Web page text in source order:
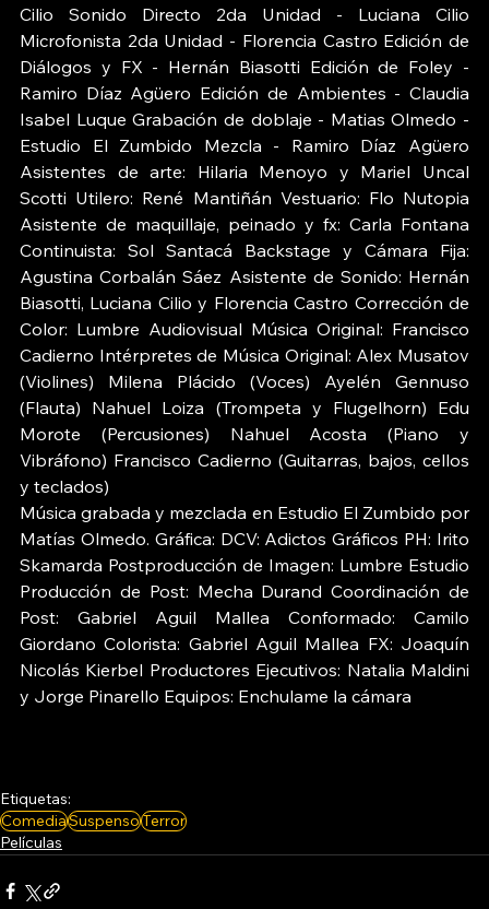
Cilio Sonido Directo 2da Unidad - Luciana Cilio
Microfonista 2da Unidad - Florencia Castro Edición de
Diálogos y FX - Hernán Biasotti Edición de Foley -
Ramiro Díaz Agüero Edición de Ambientes - Claudia
Isabel Luque Grabación de doblaje - Matias Olmedo -
Estudio El Zumbido Mezcla - Ramiro Díaz Agüero
Asistentes de arte: Hilaria Menoyo y Mariel Uncal
Scotti Utilero: René Mantiñán Vestuario: Flo Nutopia
Asistente de maquillaje, peinado y fx: Carla Fontana
Continuista: Sol Santacá Backstage y Cámara Fija:
Agustina Corbalán Sáez Asistente de Sonido: Hernán
Biasotti, Luciana Cilio y Florencia Castro Corrección de
Color: Lumbre Audiovisual Música Original: Francisco
Cadierno Intérpretes de Música Original: Alex Musatov
(Violines) Milena Plácido (Voces) Ayelén Gennuso
(Flauta) Nahuel Loiza (Trompeta y Flugelhorn) Edu
Morote (Percusiones) Nahuel Acosta (Piano y
Vibráfono) Francisco Cadierno (Guitarras, bajos, cellos
y teclados)
Música grabada y mezclada en Estudio El Zumbido por
Matías Olmedo. Gráfica: DCV: Adictos Gráficos PH: Irito
Skamarda Postproducción de Imagen: Lumbre Estudio
Producción de Post: Mecha Durand Coordinación de
Post: Gabriel Aguil Mallea Conformado: Camilo
Giordano Colorista: Gabriel Aguil Mallea FX: Joaquín
Nicolás Kierbel Productores Ejecutivos: Natalia Maldini
y Jorge Pinarello Equipos: Enchulame la cámara
Etiquetas:
ComediaSuspensoTerror
Películas